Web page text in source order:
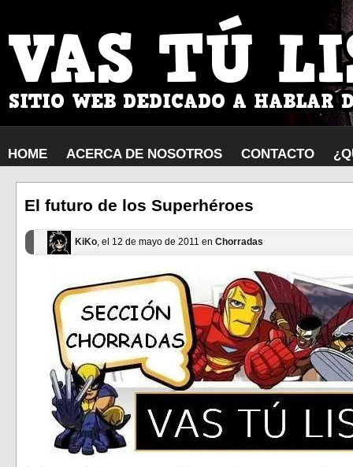
HOME ACERCA DE NOSOTROS CONTACTO
El futuro de los Superhéroes
KiKo, el 12 de mayo de 2011 en Chorradas